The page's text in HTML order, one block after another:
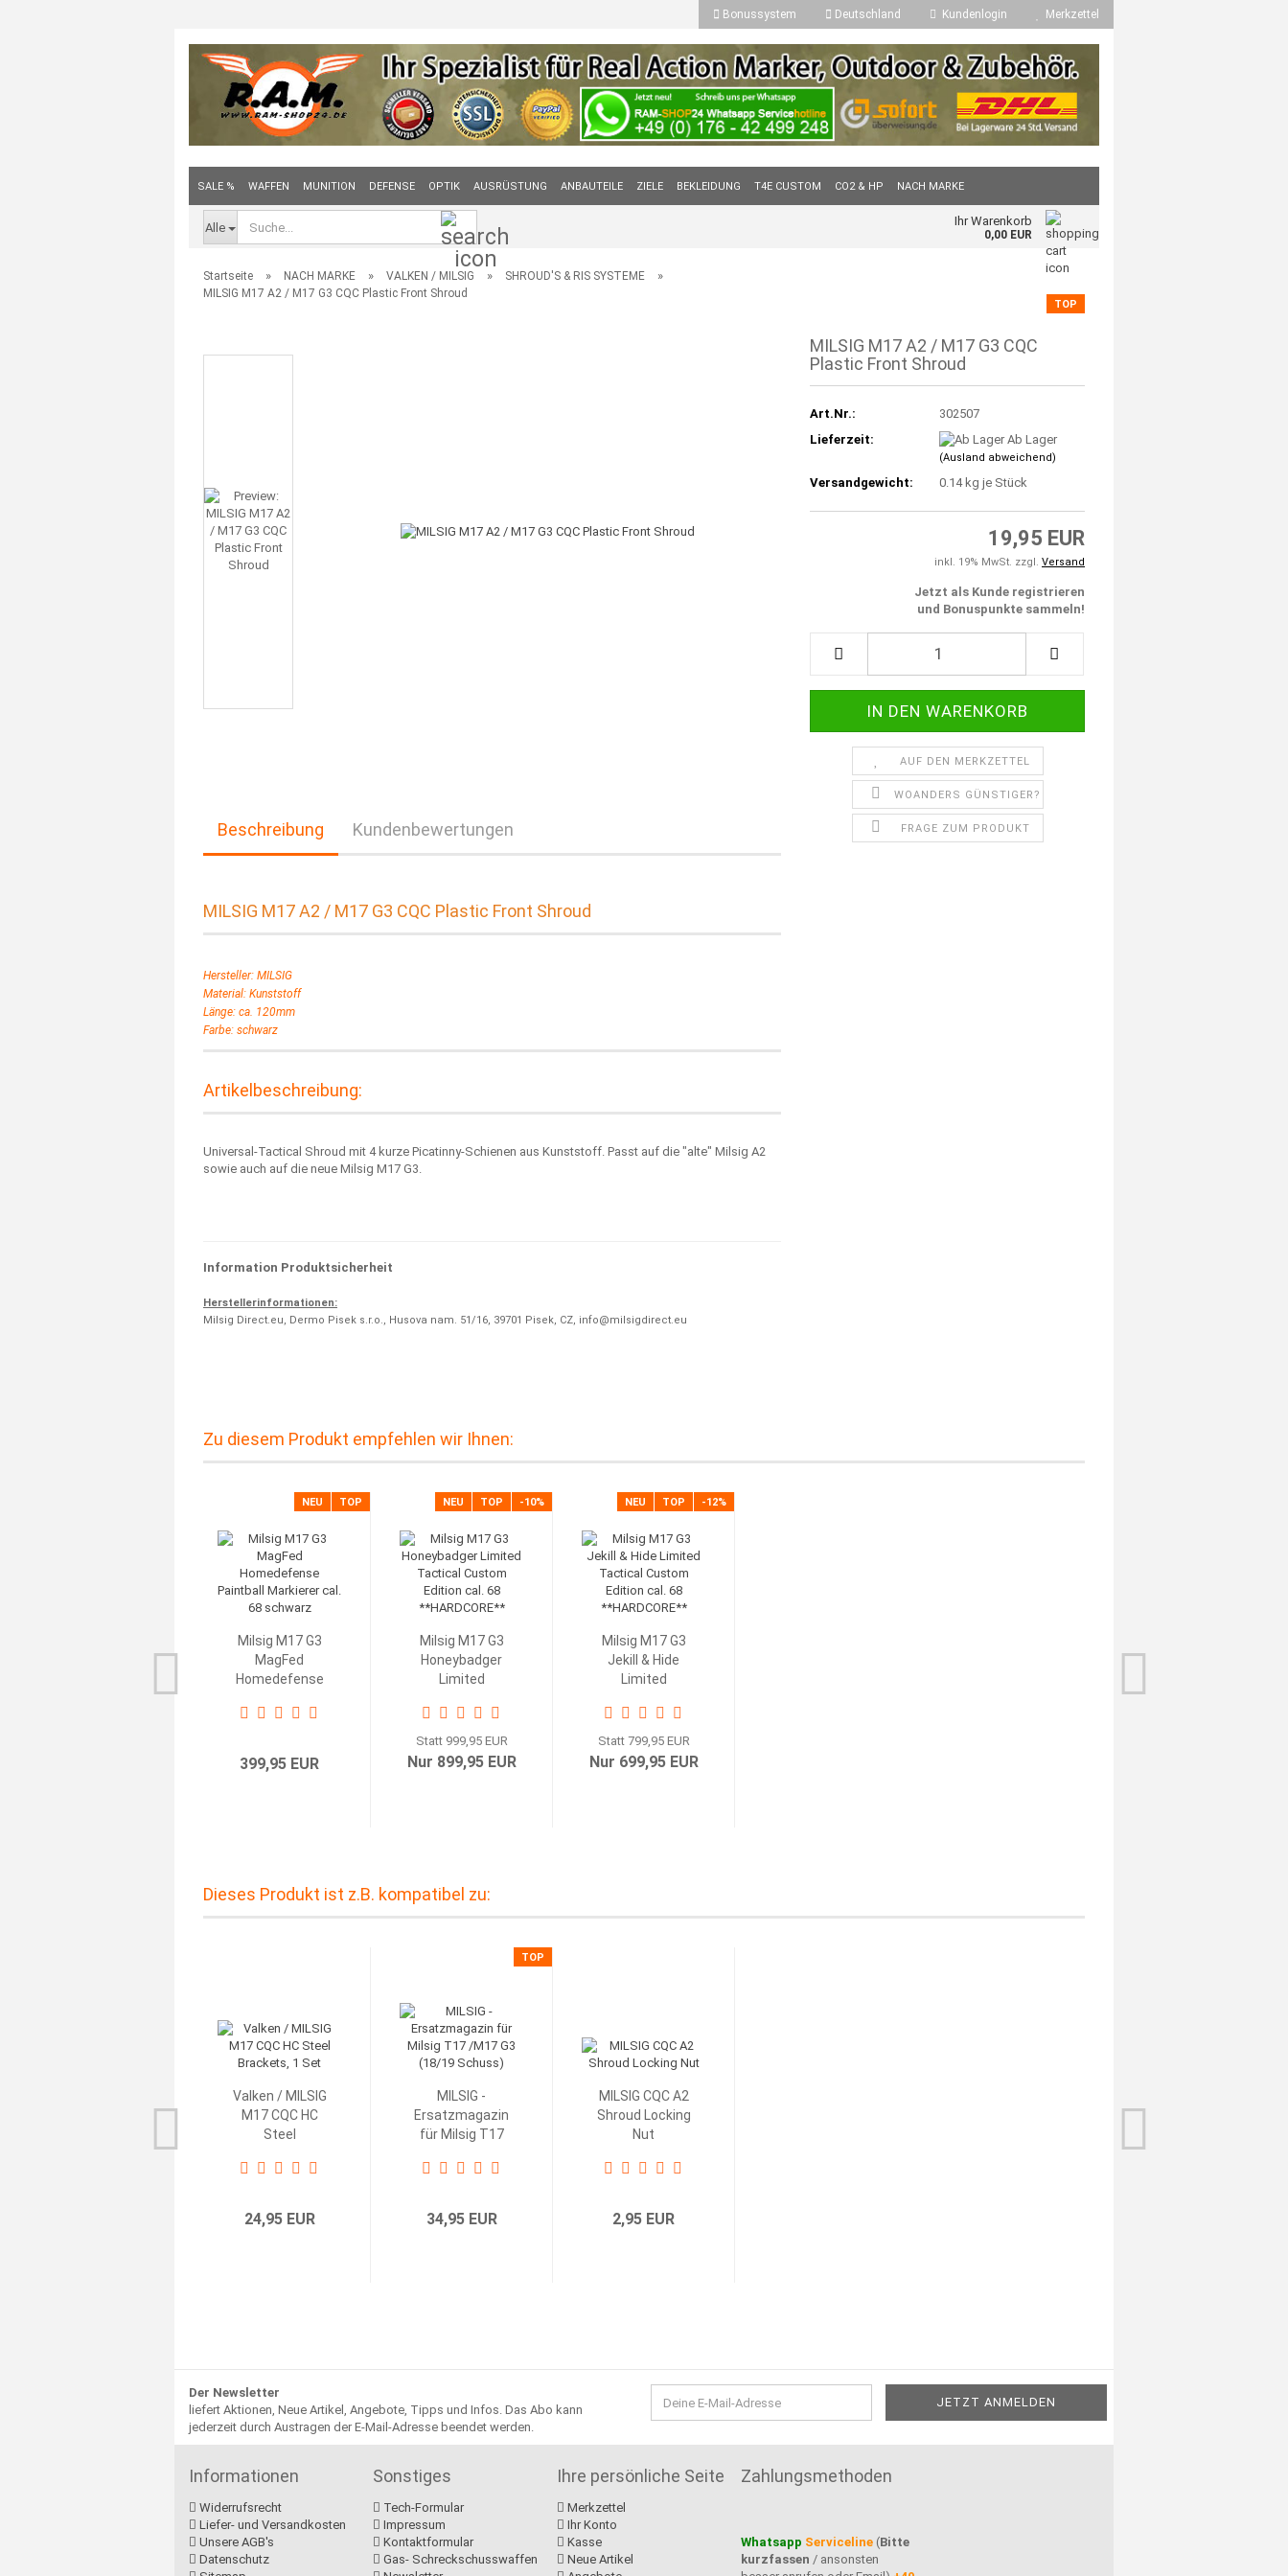
Bonussystem Deutschland Kundenlogin Merkzettel
SALE % WAFFEN MUNITION DEFENSE OPTIK AUSRÜSTUNG ANBAUTEILE ZIELE BEKLEIDUNG T4E CUSTOM CO2 & HP NACH MARKE
Alle Ihr Warenkorb
0,00 EUR
Startseite » NACH MARKE » VALKEN / MILSIG » SHROUD'S & RIS SYSTEME »
MILSIG M17 A2 / M17 G3 CQC Plastic Front Shroud
TOP
MILSIG M17 A2 / M17 G3 CQC
Plastic Front Shroud
Art.Nr.:
302507
Lieferzeit:
Ab Lager
(Ausland abweichend)
Versandgewicht: 0.14kg je Stück
19,95 EUR
inkl. 19% MwSt. zzgl. Versand
Jetzt als Kunde registrieren
und Bonuspunkte sammeln!
AUF DEN MERKZETTEL
WOANDERS GÜNSTIGER?
FRAGE ZUM PRODUKT
Beschreibung Kundenbewertungen
MILSIG M17 A2 / M17 G3 CQC Plastic Front Shroud
Hersteller: MILSIG
Material: Kunststoff
Länge: ca. 120mm
Farbe: schwarz
Artikelbeschreibung:
Universal-Tactical Shroud mit 4 kurze Picatinny-Schienen aus Kunststoff. Passt auf die "alte" Milsig A2
sowie auch auf die neue Milsig M17 G3.
Information Produktsicherheit
Herstellerinformationen:
Milsig Direct.eu, Dermo Pisek s.r.o., Husova nam. 51/16, 39701 Pisek, CZ, info@milsigdirect.eu
Zu diesem Produkt empfehlen wir Ihnen:
NEU TOP
Milsig M17 G3
MagFed
Homedefense
399,95 EUR
NEU TOP -10%
Milsig M17 G3
Honeybadger
Limited
Statt 999,95 EUR
Nur 899,95 EUR
NEU TOP -12%
Milsig M17 G3
Jekill & Hide
Limited
Statt 799,95 EUR
Nur 699,95 EUR
Dieses Produkt ist z.B. kompatibel zu:
Valken / MILSIG
M17 CQC HC
Steel
24,95 EUR
TOP
MILSIG -
Ersatzmagazin
für Milsig T17
34,95 EUR
MILSIG CQC A2
Shroud Locking
Nut
2,95 EUR
Der Newsletter
liefert Aktionen, Neue Artikel, Angebote, Tipps und Infos. Das Abo kann
jederzeit durch Austragen der E-Mail-Adresse beendet werden.
Informationen
Widerrufsrecht
Liefer- und Versandkosten
Unsere AGB's
Datenschutz
Sonstiges
Tech-Formular
Impressum
Kontaktformular
Gas- Schreckschusswaffen
Ihre persönliche Seite
Merkzettel
Ihr Konto
Kasse
Neue Artikel
Zahlungsmethoden
Whatsapp Serviceline (Bitte
kurzfassen / ansonsten